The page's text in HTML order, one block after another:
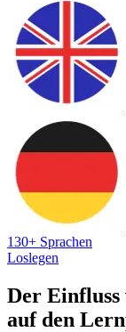
130+ Sprachen
Loslegen
Der
auf den